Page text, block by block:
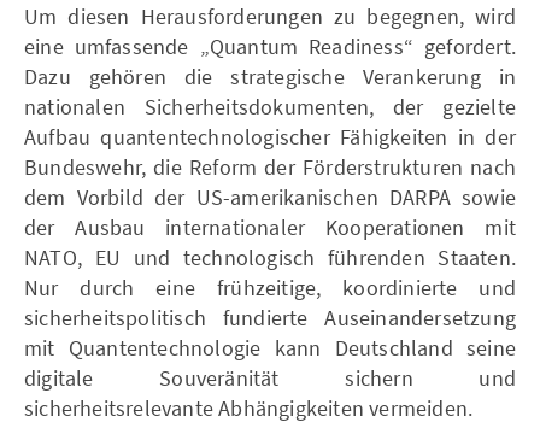
Um diesen Herausforderungen zu begegnen, wird
eine umfassende „Quantum Readiness“ gefordert.
Dazu gehören die strategische Verankerung in
nationalen Sicherheitsdokumenten, der gezielte
Aufbau quantentechnologischer Fähigkeiten in der
Bundeswehr, die Reform der Förderstrukturen nach
dem Vorbild der US-amerikanischen DARPA sowie
der Ausbau internationaler Kooperationen mit
NATO, EU und technologisch führenden Staaten.
Nur durch eine frühzeitige, koordinierte und
sicherheitspolitisch fundierte Auseinandersetzung
mit Quantentechnologie kann Deutschland seine
digitale Souveränität sichern und
sicherheitsrelevante Abhängigkeiten vermeiden.